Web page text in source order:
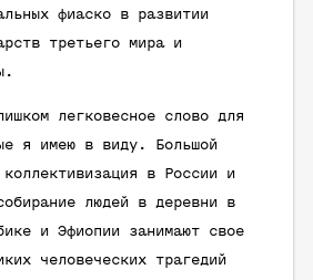
фиаско в развитии
третьего мира и
легковесное слово для
я имею в виду. Большой
в России и
людей в деревни в
и Эфиопии занимают свое
человеческих трагедий